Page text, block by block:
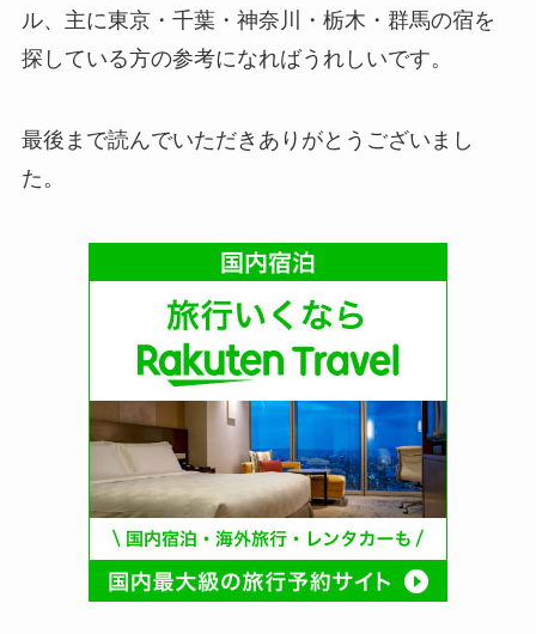
ル、主に東京・千葉・神奈川・栃木・群馬の宿を
探している方の参考になればうれしいです。
最後まで読んでいただきありがとうございまし
た。